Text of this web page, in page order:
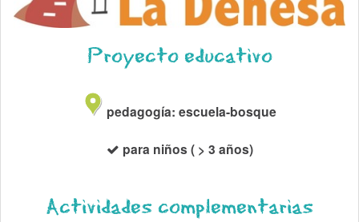
Proyecto educativo
pedagogía: escuela-bosque
para niños ( > 3 años)
Actividades complementarias